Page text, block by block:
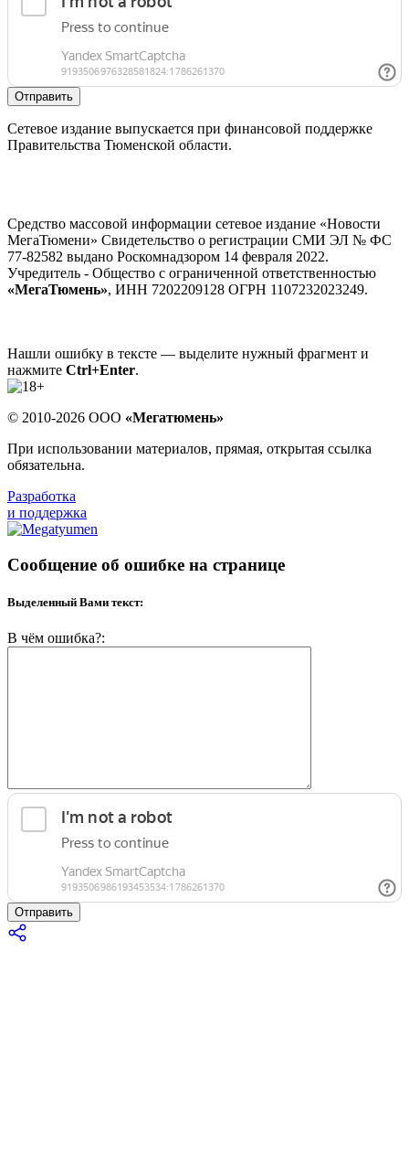
Отправить
Сетевое издание выпускается при финансовой поддержке
Правительства Тюменской области.
Средство массовой информации сетевое издание «Новости
МегаТюмени» Свидетельство о регистрации СМИ ЭЛ № ФС
77-82582 выдано Роскомнадзором 14 февраля 2022.
Учредитель - Общество с ограниченной ответственностью
«МегаТюмень», ИНН 7202209128 ОГРН 1107232023249.
Нашли ошибку в тексте — выделите нужный фрагмент и
нажмите Ctrl+Enter.
© 2010-2026 ООО «Мегатюмень»
При использовании материалов, прямая, открытая ссылка
обязательна.
Разработка
и поддержка
Сообщение об ошибке на странице
Выделенный Вами текст:
В чём ошибка?:
Отправить